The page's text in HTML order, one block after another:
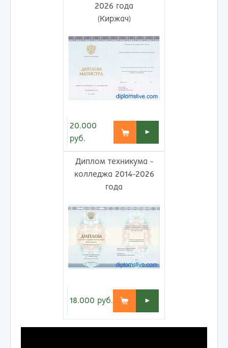
2026 года
(Киржач)
20.000
руб.
►
Диплом техникума -
колледжа 2014-2026
года
18.000 руб. ►